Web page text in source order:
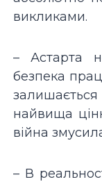
викликами.
– Астарта
безпека
найвища
війна
– В